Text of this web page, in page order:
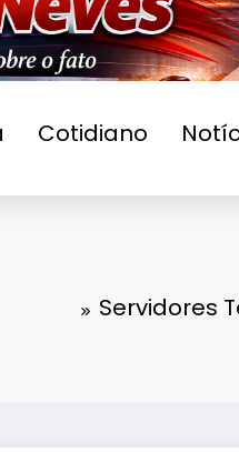
Cotidiano
Servidores